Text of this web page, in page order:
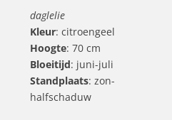
daglelie
Kleur: citroengeel
Hoogte: 70 cm
Bloeitijd: juni-juli
Standplaats: zon-
halfschaduw